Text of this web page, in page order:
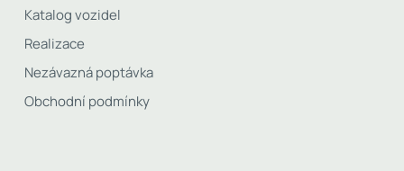
Katalog vozidel
Realizace
Nezávazná poptávka
Obchodní podmínky